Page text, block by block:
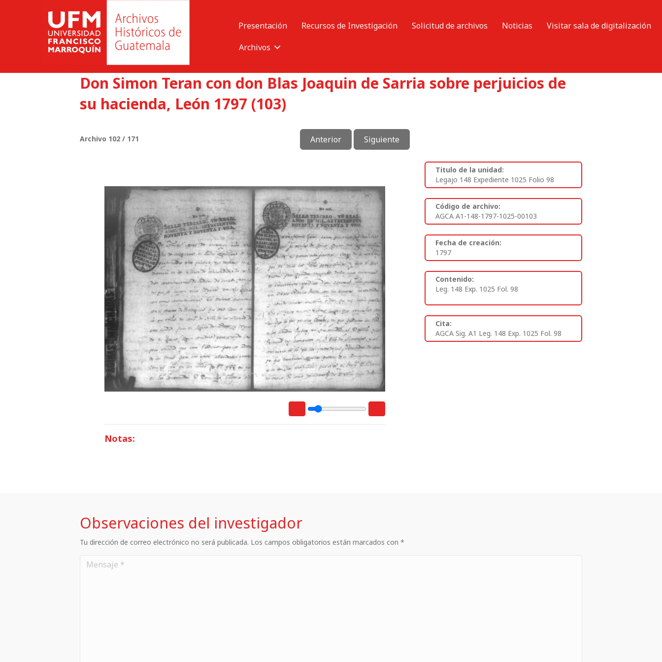
Presentación Recursos de Investigación Solicitud de archivos Noticias
Visitar sala de digitalización
Archivos
Don Simon Teran con don Blas Joaquin de Sarria sobre perjuicios de
su hacienda, León 1797 (103)
Archivo 102 / 171 Anterior Siguiente
Notas:
Titulo de la unidad:
Legajo 148 Expediente 1025 Folio 98
Código de archivo:
AGCA A1-148-1797-1025-00103
Fecha de creación:
1797
Contenido:
Leg. 148 Exp. 1025 Fol. 98
Cita:
AGCA Sig. A1 Leg. 148 Exp. 1025 Fol. 98
Observaciones del investigador
Tu dirección de correo electrónico no será publicada. Los campos obligatorios están marcados con *